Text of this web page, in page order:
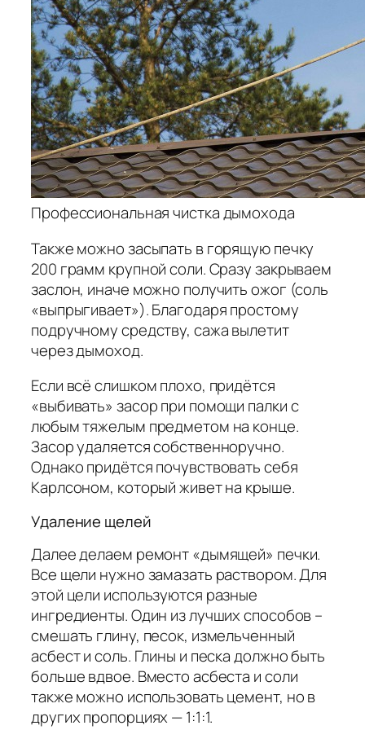
Профессиональная чистка дымохода
Также можно засыпать в горящую печку
200 грамм крупной соли. Сразу закрываем
заслон, иначе можно получить ожог (соль
«выпрыгивает»). Благодаря простому
подручному средству, сажа вылетит
через дымоход.
Если всё слишком плохо, придётся
«выбивать» засор при помощи палки с
любым тяжелым предметом на конце.
Засор удаляется собственноручно.
Однако придётся почувствовать себя
Карлсоном, который живет на крыше.
Удаление щелей
Далее делаем ремонт «дымящей» печки.
Все щели нужно замазать раствором. Для
этой цели используются разные
ингредиенты. Один из лучших способов –
смешать глину, песок, измельченный
асбест и соль. Глины и песка должно быть
больше вдвое. Вместо асбеста и соли
также можно использовать цемент, но в
других пропорциях — 1:1:1.